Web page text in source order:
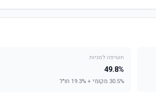
חשיפה למניות
49.8%
30.5% מקומי + 19.3% חו"ל